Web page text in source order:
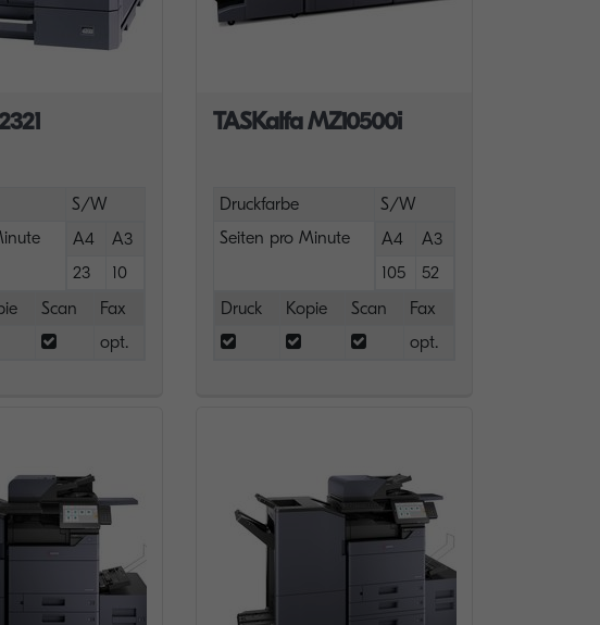
S/W
A4
A3
23
10
Scan
Fax
opt.
TASKalfa MZ10500i
Druckfarbe
S/W
Seiten pro Minute
A4
A3
105
52
Druck
Kopie Scan
Fax
opt.